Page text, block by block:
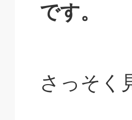
です。
さっそく